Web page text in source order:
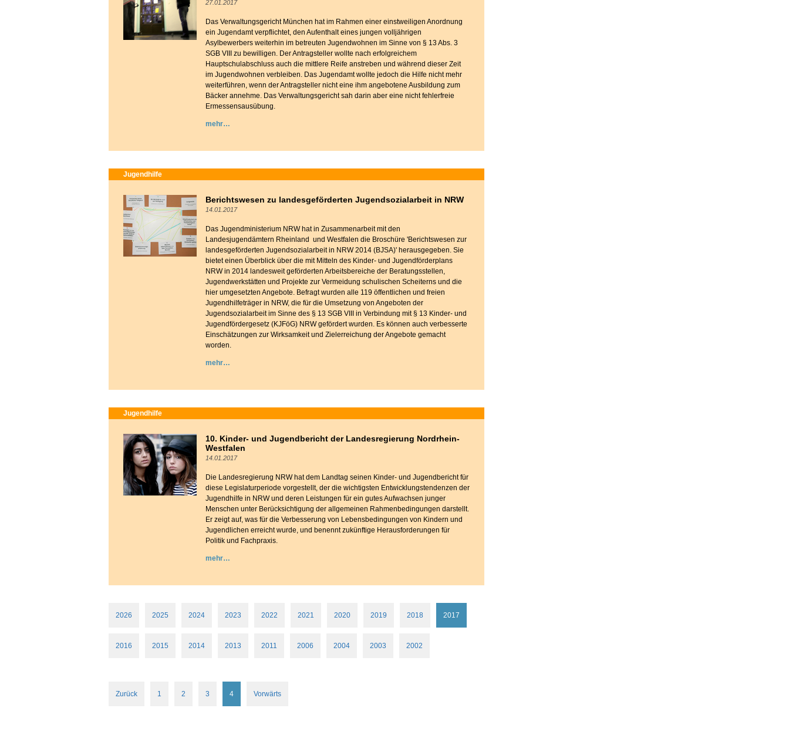
27.01.2017
Das Verwaltungsgericht München hat im Rahmen einer einstweiligen Anordnung
ein Jugendamt verpflichtet, den Aufenthalt eines jungen volljährigen
Asylbewerbers weiterhin im betreuten Jugendwohnen im Sinne von § 13 Abs. 3
SGB VIII zu bewilligen. Der Antragsteller wollte nach erfolgreichem
Hauptschulabschluss auch die mittlere Reife anstreben und während dieser Zeit
im Jugendwohnen verbleiben. Das Jugendamt wollte jedoch die Hilfe nicht mehr
weiterführen, wenn der Antragsteller nicht eine ihm angebotene Ausbildung zum
Bäcker annehme. Das Verwaltungsgericht sah darin aber eine nicht fehlerfreie
Ermessensausübung.
mehr
Jugendhilfe
Berichtswesen zu landesgeförderten Jugendsozialarbeit in NRW
14.01.2017
Das Jugendministerium NRW hat in Zusammenarbeit mit den
Landesjugendämtern Rheinland und Westfalen die Broschüre 'Berichtswesen zur
landesgeförderten Jugendsozialarbeit in NRW 2014 (BJSA)' herausgegeben. Sie
bietet einen Überblick über die mit Mitteln des Kinder- und Jugendförderplans
NRW in 2014 landesweit geförderten Arbeitsbereiche der Beratungsstellen,
Jugendwerkstätten und Projekte zur Vermeidung schulischen Scheiterns und die
hier umgesetzten Angebote. Befragt wurden alle 119 öffentlichen und freien
Jugendhilfeträger in NRW, die für die Umsetzung von Angeboten der
Jugendsozialarbeit im Sinne des § 13 SGB VIII in Verbindung mit § 13 Kinder- und
Jugendfördergesetz (KJFöG) NRW gefördert wurden. Es können auch verbesserte
Einschätzungen zur Wirksamkeit und Zielerreichung der Angebote gemacht
worden.
mehr
Jugendhilfe
10. Kinder- und Jugendbericht der Landesregierung Nordrhein-
Westfalen
14.01.2017
Die Landesregierung NRW hat dem Landtag seinen Kinder- und Jugendbericht für
diese Legislaturperiode vorgestellt, der die wichtigsten Entwicklungstendenzen der
Jugendhilfe in NRW und deren Leistungen für ein gutes Aufwachsen junger
Menschen unter Berücksichtigung der allgemeinen Rahmenbedingungen darstellt.
Er zeigt auf, was für die Verbesserung von Lebensbedingungen von Kindern und
Jugendlichen erreicht wurde, und benennt zukünftige Herausforderungen für
Politik und Fachpraxis.
mehr
2026 2025 2024 2023 2022 2021 2020 2019 2018 2017
2016 2015 2014 2013 2011 2006 2004 2003 2002
Zurück 1 2 3 4 Vorwärts